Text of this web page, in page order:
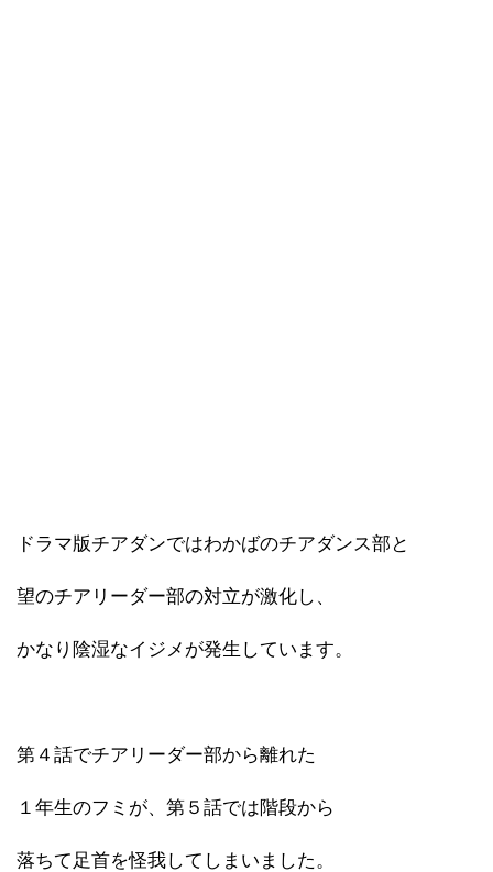
ドラマ版チアダンではわかばのチアダンス部と
望のチアリーダー部の対立が激化し、
かなり陰湿なイジメが発生しています。
第４話でチアリーダー部から離れた
１年生のフミが、第５話では階段から
落ちて足首を怪我してしまいました。